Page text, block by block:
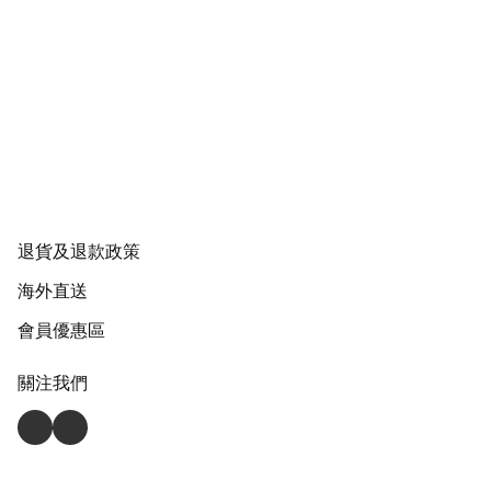
退貨及退款政策
海外直送
會員優惠區
關注我們